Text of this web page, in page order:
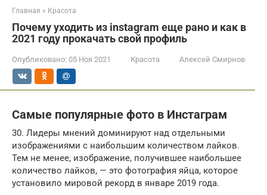
Главная » Красота
Почему уходить из instagram еще рано и как в
2021 году прокачать свой профиль
Опубликовано: 05 Ноя 2021 Красота Алексей Смирнов
Самые популярные фото в Инстаграм
30. Лидеры мнений доминируют над отдельными
изображениями с наибольшим количеством лайков.
Тем не менее, изображение, получившее наибольшее
количество лайков, — это фотография яйца, которое
установило мировой рекорд в январе 2019 года.